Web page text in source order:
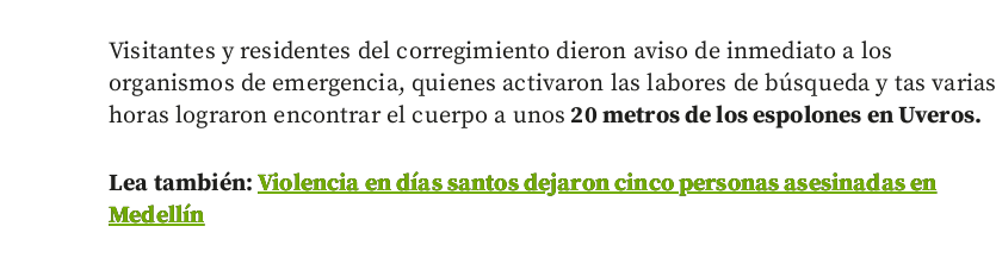
Visitantes y residentes del corregimiento dieron aviso de inmediato a los
organismos de emergencia, quienes activaron las labores de búsqueda y tas varias
horas lograron encontrar el cuerpo a unos 20 metros de los espolones en Uveros.
Lea también:Violencia en días santos dejaron cinco personas asesinadas en
Medellín